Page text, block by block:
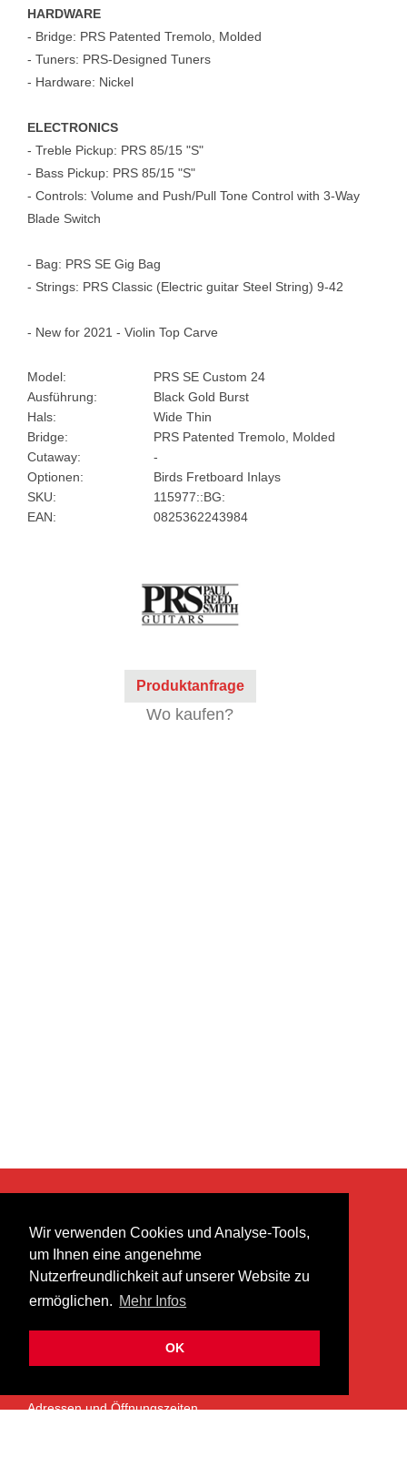
Wir verwenden Cookies und Analyse-Tools,
um Ihnen eine angenehme
Nutzerfreundlichkeit auf unserer Website zu
ermöglichen. Mehr Infos
OK
HARDWARE
- Bridge: PRS Patented Tremolo, Molded
- Tuners: PRS-Designed Tuners
- Hardware: Nickel
ELECTRONICS
- Treble Pickup: PRS 85/15 "S"
- Bass Pickup: PRS 85/15 "S"
- Controls: Volume and Push/Pull Tone Control with 3-Way
Blade Switch
- Bag: PRS SE Gig Bag
- Strings: PRS Classic (Electric guitar Steel String) 9-42
- New for 2021 - Violin Top Carve
Model:
PRS SE Custom 24
Ausführung:
Black Gold Burst
Hals:
Wide Thin
Bridge:
PRS Patented Tremolo, Molded
Cutaway:
-
Optionen:
Birds Fretboard Inlays
SKU:
115977::BG:
EAN:
0825362243984
Produktanfrage
Wo kaufen?
heer musik ag
Lättenstrasse 35
8952 Schlieren
info@heermusic.com
ÜBER UNS
Adressen und Öffnungszeiten